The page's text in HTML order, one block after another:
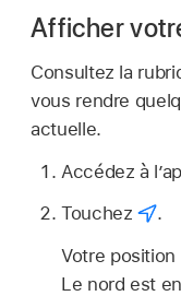
Afficher
Consultez la
vous rendre
actuelle.
Accédez à
Touchez
.
Votre
Le nord est